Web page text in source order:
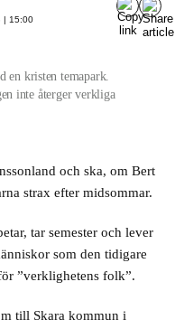
| 15:00
en kristen temapark.
inte återger verkliga
och ska, om Bert
strax efter midsommar.
tar semester och lever
som den tidigare
”verklighetens folk”.
till Skara kommun i